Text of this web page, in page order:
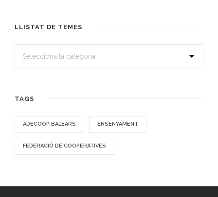
LLISTAT DE TEMES
TAGS
ADECOOP BALEARS ENSENYAMENT
FEDERACIÓ DE COOPERATIVES